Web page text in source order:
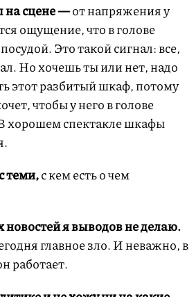
на сцене —от напряжения у
ощущение, что в голове
Это такой сигнал: все,
Но хочешь ты или нет, надо
этот разбитый шкаф, потому
чтобы у него в голове
хорошем спектакле шкафы
теми,с кем есть о чем
я выводов не делаю.
главное зло. И неважно, в
работает.